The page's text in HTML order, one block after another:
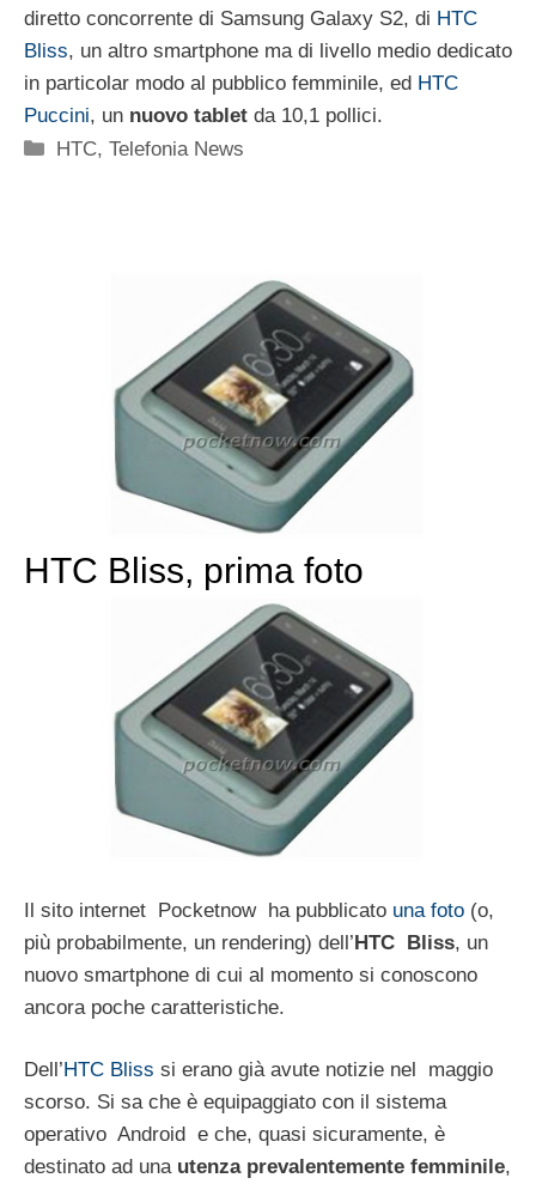
diretto concorrente di Samsung Galaxy S2, di HTC
Bliss, un altro smartphone ma di livello medio dedicato
in particolar modo al pubblico femminile, ed HTC
Puccini, un nuovo tablet da 10,1 pollici.
Categorie
HTC,Telefonia News
HTC Bliss, prima foto
Il sito internet Pocketnow ha pubblicato una foto (o,
più probabilmente, un rendering) dell’HTC Bliss, un
nuovo smartphone di cui al momento si conoscono
ancora poche caratteristiche.
Dell’ HTC Bliss si erano già avute notizie nel maggio
scorso. Si sa che è equipaggiato con il sistema
operativo Android e che, quasi sicuramente, è
destinato ad una utenza prevalentemente femminile,